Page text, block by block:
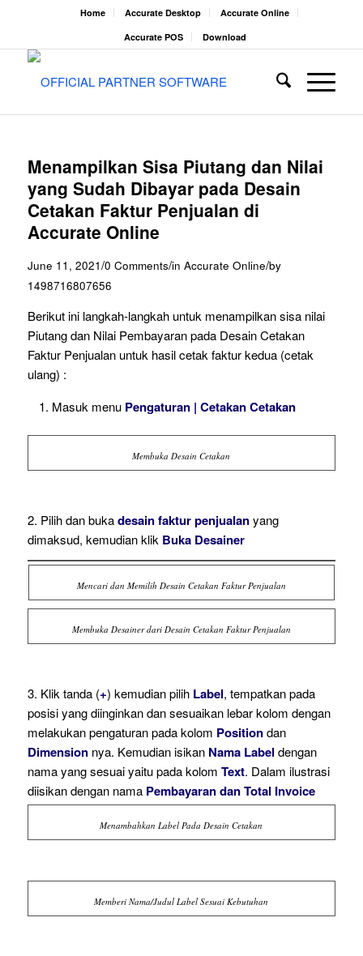
Home Accurate Desktop
Accurate Online
Accurate POS
Download
Menampilkan Sisa Piutang dan Nilai
yang Sudah Dibayar pada Desain
Cetakan Faktur Penjualan di
Accurate Online
June 11, 2021/0 Comments/in Accurate Online/by
1498716807656
Berikut ini langkah-langkah untuk menampilkan sisa nilai
Piutang dan Nilai Pembayaran pada Desain Cetakan
Faktur Penjualan untuk hasil cetak faktur kedua (cetak
ulang) :
Masuk menu Pengaturan | Cetakan Cetakan
Membuka Desain Cetakan
2. Pilih dan bukadesain faktur penjualanyang
dimaksud, kemudian klik Buka Desainer
Mencari dan Memilih Desain Cetakan Faktur Penjualan
Membuka Desainer dari Desain Cetakan Faktur Penjualan
3. Klik tanda (+) kemudian pilih Label, tempatkan pada
posisi yang diinginkan dan sesuaikan lebar kolom dengan
melakukan pengaturan pada kolom Positiondan
Dimensionnya. Kemudian isikan Nama Label dengan
nama yang sesuai yaitu pada kolom Text. Dalam ilustrasi
diisikan dengan nama Pembayaran dan Total Invoice
Menambahkan Label Pada Desain Cetakan
Memberi Nama/Judul Label Sesuai Kebutuhan